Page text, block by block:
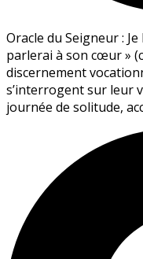
Oracle du Seigneur :
parlerai à son cœur »
discernement
s’interrogent sur leur
journée de solitude,